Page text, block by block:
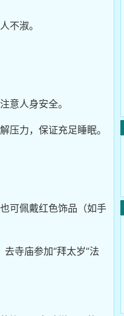
不淑。
意人身安全。
压力，保证充足睡眠。
可佩戴红色饰品（如手
寺庙参加“拜太岁”法